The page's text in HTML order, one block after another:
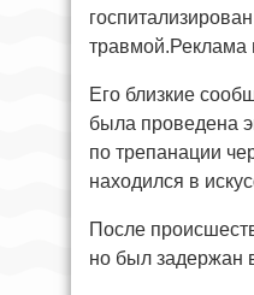
травмой.Реклама
Его близкие
была проведена
по трепанации
находился в
После
но был задержан